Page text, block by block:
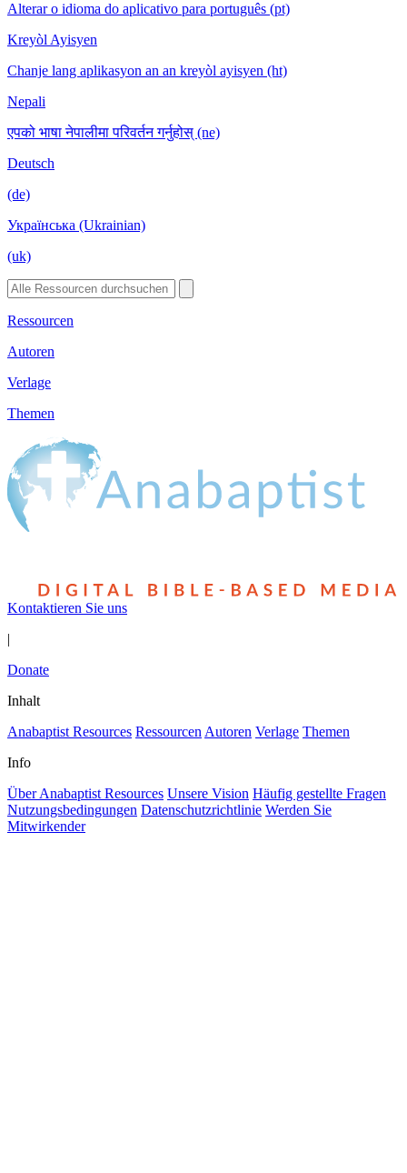
Alterar o idioma do aplicativo para português (pt)
Kreyòl Ayisyen
Chanje lang aplikasyon an an kreyòl ayisyen (ht)
Nepali
एपको भाषा नेपालीमा परिवर्तन गर्नुहोस् (ne)
Deutsch
(de)
Українська (Ukrainian)
(uk)
Ressourcen
Autoren
Verlage
Themen
Kontaktieren Sie uns
|
Donate
Inhalt
Anabaptist Resources Ressourcen Autoren Verlage Themen
Info
Über Anabaptist Resources Unsere Vision Häufig gestellte Fragen
Nutzungsbedingungen Datenschutzrichtlinie Werden Sie
Mitwirkender